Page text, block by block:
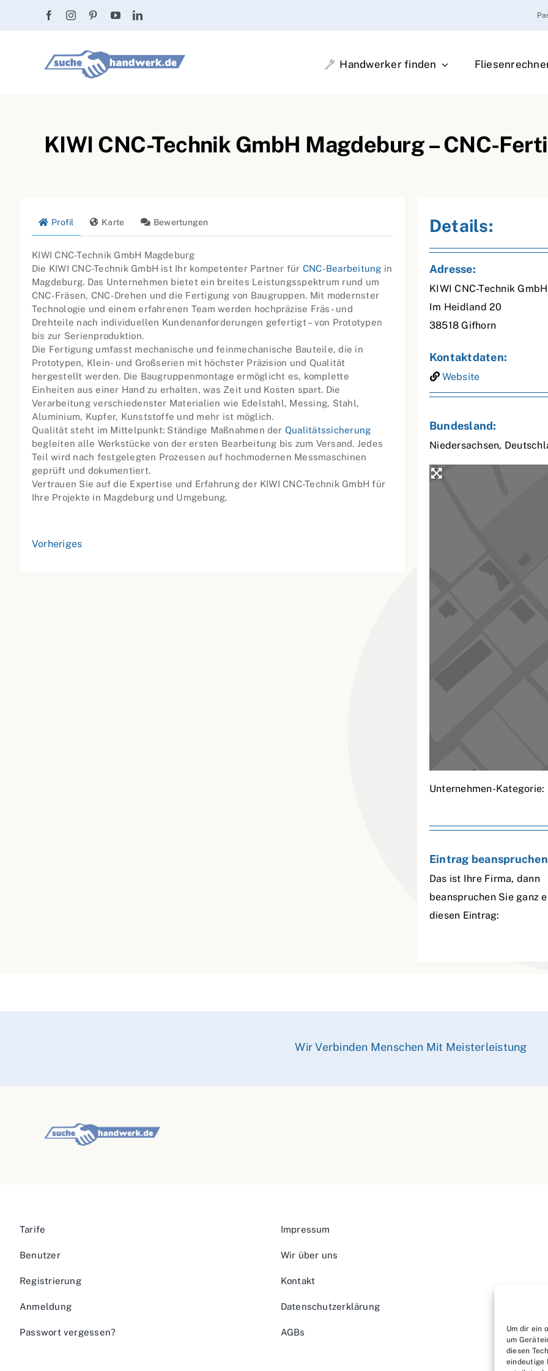
Um dir ein
um
diesen
eindeutige
Handwerker finden
KIWI CNC-Technik GmbH Magdeburg – CNC-
Profil Karte Bewertungen
KIWI CNC-Technik GmbH Magdeburg
Die KIWI CNC-Technik GmbH ist Ihr kompetenter Partner für CNC-Bearbeitung in
Magdeburg. Das Unternehmen bietet ein breites Leistungsspektrum rund um
CNC-Fräsen, CNC-Drehen und die Fertigung von Baugruppen. Mit modernster
Technologie und einem erfahrenen Team werden hochpräzise Fräs- und
Drehteile nach individuellen Kundenanforderungen gefertigt – von Prototypen
bis zur Serienproduktion.
Die Fertigung umfasst mechanische und feinmechanische Bauteile, die in
Prototypen, Klein- und Großserien mit höchster Präzision und Qualität
hergestellt werden. Die Baugruppenmontage ermöglicht es, komplette
Einheiten aus einer Hand zu erhalten, was Zeit und Kosten spart. Die
Verarbeitung verschiedenster Materialien wie Edelstahl, Messing, Stahl,
Aluminium, Kupfer, Kunststoffe und mehr ist möglich.
Qualität steht im Mittelpunkt: Ständige Maßnahmen der Qualitätssicherung
begleiten alle Werkstücke von der ersten Bearbeitung bis zum Versand. Jedes
Teil wird nach festgelegten Prozessen auf hochmodernen Messmaschinen
geprüft und dokumentiert.
Vertrauen Sie auf die Expertise und Erfahrung der KIWI CNC-Technik GmbH für
Ihre Projekte in Magdeburg und Umgebung.
Vorheriges
Details:
Adresse:
KIWI CNC-Technik GmbH
Im Heidland 20
38518 Gifhorn
Kontaktdaten:
Website
Bundesland:
Niedersachsen,
Unternehmen-Kategorie:
Eintrag
Das ist Ihre Firma, dann
beanspruchen Sie ganz
diesen Eintrag:
Wir Verbinden Menschen Mit Meisterleistung
Tarife
Benutzer
Registrierung
Anmeldung
Passwort vergessen?
Impressum
Wir über uns
Kontakt
Datenschutzerklärung
AGBs